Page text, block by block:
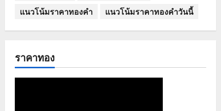
แนวโน้มราคาทองคำ
แนวโน้มราคาทองคำวันนี้
ราคาทอง